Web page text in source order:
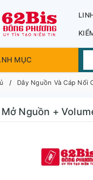
MỤC
Dây Nguồn Và Cáp Nối
Mở Nguồn +